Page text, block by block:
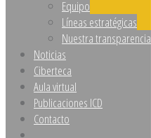
Equipo
Líneas estratégicas
Nuestra transparencia
Noticias
Ciberteca
Aula virtual
Publicaciones ICD
Contacto